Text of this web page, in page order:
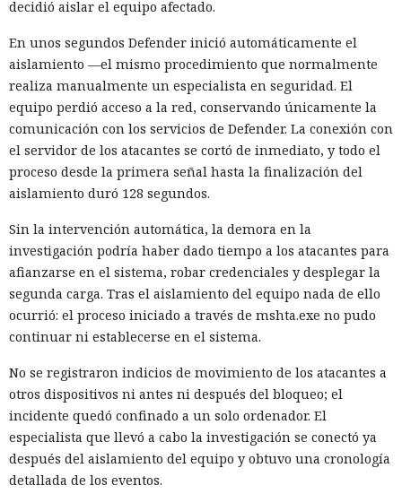
decidió aislar el equipo afectado.
En unos segundos Defender inició automáticamente el
aislamiento —el mismo procedimiento que normalmente
realiza manualmente un especialista en seguridad. El
equipo perdió acceso a la red, conservando únicamente la
comunicación con los servicios de Defender. La conexión con
el servidor de los atacantes se cortó de inmediato, y todo el
proceso desde la primera señal hasta la finalización del
aislamiento duró 128 segundos.
Sin la intervención automática, la demora en la
investigación podría haber dado tiempo a los atacantes para
afianzarse en el sistema, robar credenciales y desplegar la
segunda carga. Tras el aislamiento del equipo nada de ello
ocurrió: el proceso iniciado a través de mshta.exe no pudo
continuar ni establecerse en el sistema.
No se registraron indicios de movimiento de los atacantes a
otros dispositivos ni antes ni después del bloqueo; el
incidente quedó confinado a un solo ordenador. El
especialista que llevó a cabo la investigación se conectó ya
después del aislamiento del equipo y obtuvo una cronología
detallada de los eventos.